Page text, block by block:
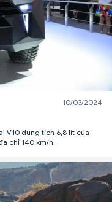
10/03/2024
V10 dung tích 6,8 lít của
chỉ 140 km/h.